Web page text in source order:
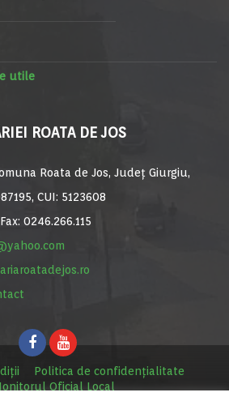
utile
ROATA DE JOS
Roata de Jos, Județ Giurgiu,
CUI: 5123608
0246.266.115
Politica de confidențialitate
Oficial Local